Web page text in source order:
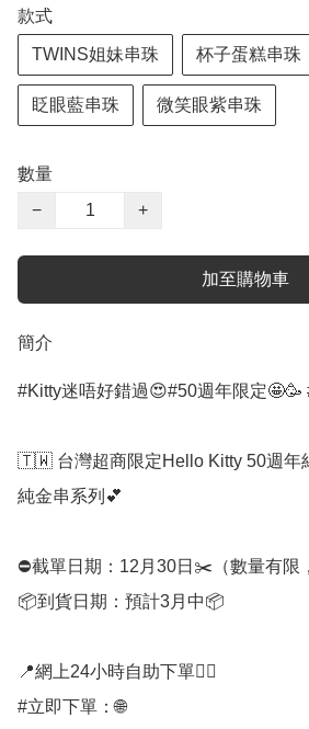
款式
TWINS姐妹串珠 杯子蛋糕串珠
眨眼藍串珠 微笑眼紫串珠
數量
−
+
加至購物車
簡介
#Kitty迷唔好錯過😍#50週年限定
🇹🇼 台灣超商限定Hello Kitty 50週年
純金串系列💕
⛔️截單日期：12月30日✂️（數量有限
📦到貨日期：預計3月中📦
📍網上24小時自助下單👍🏻
#立即下單：🌐